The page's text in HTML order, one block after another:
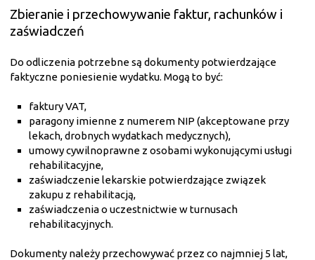
Zbieranie i przechowywanie faktur, rachunków i
zaświadczeń
Do odliczenia potrzebne są dokumenty potwierdzające
faktyczne poniesienie wydatku. Mogą to być:
faktury VAT,
paragony imienne z numerem NIP (akceptowane przy
lekach, drobnych wydatkach medycznych),
umowy cywilnoprawne z osobami wykonującymi usługi
rehabilitacyjne,
zaświadczenie lekarskie potwierdzające związek
zakupu z rehabilitacją,
zaświadczenia o uczestnictwie w turnusach
rehabilitacyjnych.
Dokumenty należy przechowywać przez co najmniej 5 lat,